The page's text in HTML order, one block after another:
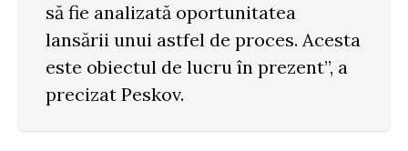
să fie analizată oportunitatea
lansării unui astfel de proces. Acesta
este obiectul de lucru în prezent”, a
precizat Peskov.